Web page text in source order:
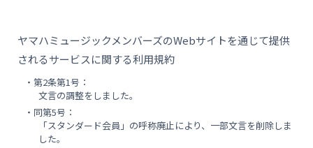
ヤマハミュージックメンバーズのWebサイトを通じて提供
されるサービスに関する利用規約
・第2条第1号：
文言の調整をしました。
・同第5号：
「スタンダード会員」の呼称廃止により、一部文言を削除しま
した。